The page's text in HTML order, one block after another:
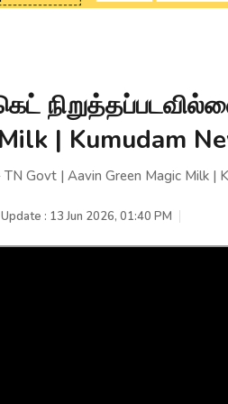
| Kumudam
Govt | Aavin Green Magic Milk |
: 13 Jun 2026, 01:40 PM